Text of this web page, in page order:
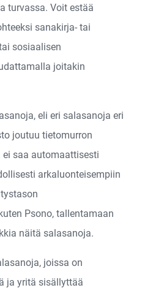
turvassa. Voit estää
sanakirja- tai
sosiaalisen
joitakin
eli eri salasanoja eri
joutuu tietomurron
ei saa automaattisesti
arkaluonteisempiin
Psono, tallentamaan
näitä salasanoja.
joissa on
ja yritä sisällyttää